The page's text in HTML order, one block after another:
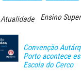
Atualidade Ensino
Convenção
Porto acontece
Escola do Cerco